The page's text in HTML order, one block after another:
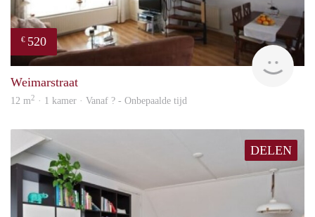
€ 520
Weimarstraat
12 m2 · 1 kamer · Vanaf ? - Onbepaalde tijd
DELEN